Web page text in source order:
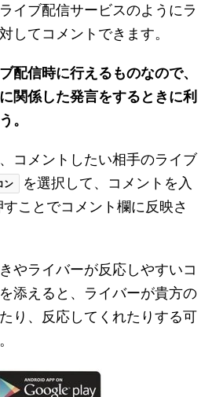
イブ配信サービスのようにラ
してコメントできます。
配信時に行えるものなので、
関係した発言をするときに利
。
コメントしたい相手のライブ
ン
を選択して、コメントを入
すことでコメント欄に反映さ
やライバーが反応しやすいコ
添えると、ライバーが貴方の
り、反応してくれたりする可